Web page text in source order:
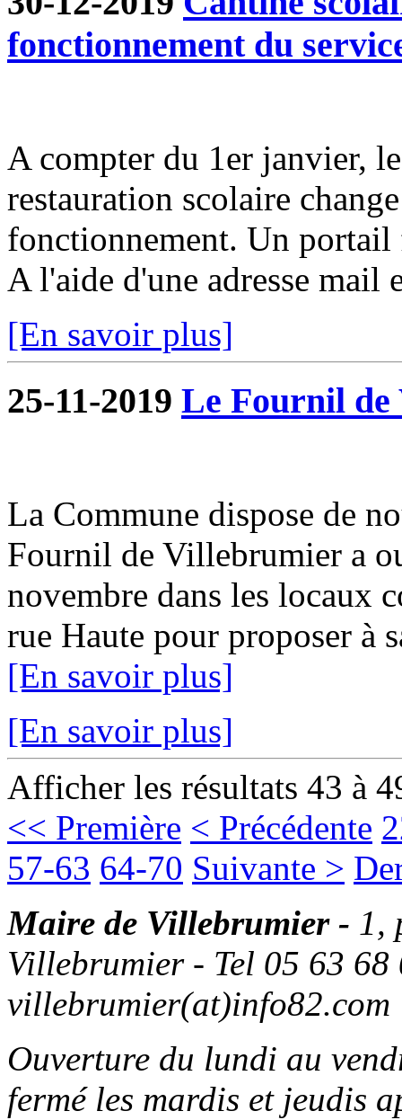
fonctionnement du
A compter du 1er janvier,
restauration scolaire
fonctionnement. Un
A l'aide d'une adresse mail
[En savoir plus]
25-11-2019 Le Fournil de
La Commune dispose de
Fournil de Villebrumier a
novembre dans les locaux
rue Haute pour proposer à
[En savoir plus]
[En savoir plus]
Afficher les résultats 43 à
<< Première < Précédente
57-63 64-70 Suivante >
Maire de Villebrumier - 1,
Villebrumier - Tel 05 63
villebrumier(at)info82.com
Ouverture du lundi au
fermé les mardis et jeudis